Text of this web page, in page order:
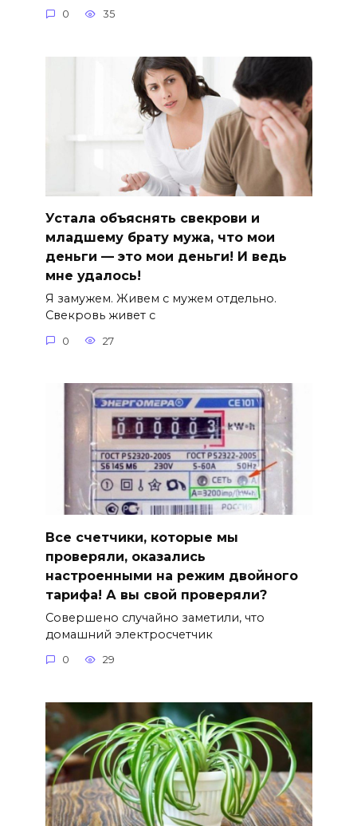
0 35
Устала объяснять свекрови и
младшему брату мужа, что мои
деньги — это мои деньги! И ведь
мне удалось!
Я замужем. Живем с мужем отдельно.
Свекровь живет с
0 27
Все счетчики, которые мы
проверяли, оказались
настроенными на режим двойного
тарифа! А вы свой проверяли?
Совершено случайно заметили, что
домашний электросчетчик
0 29